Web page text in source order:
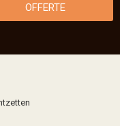
OFFERTE